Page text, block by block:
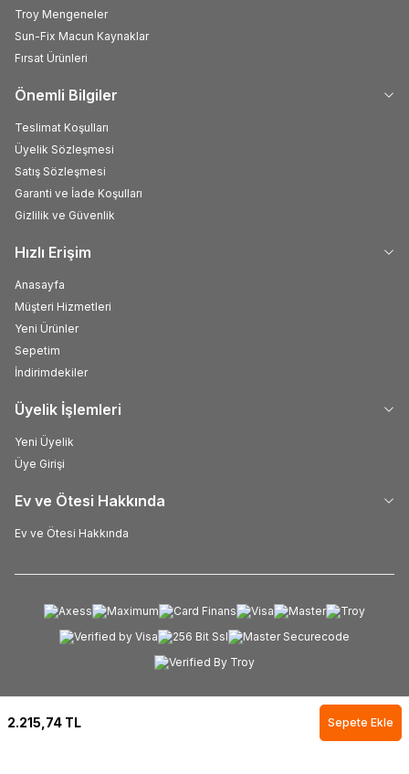
2.215,74 TL Sepete Ekle
Troy Mengeneler
Sun-Fix Macun Kaynaklar
Fırsat Ürünleri
Önemli Bilgiler
Teslimat Koşulları
Üyelik Sözleşmesi
Satış Sözleşmesi
Garanti ve İade Koşulları
Gizlilik ve Güvenlik
Hızlı Erişim
Anasayfa
Müşteri Hizmetleri
Yeni Ürünler
Sepetim
İndirimdekiler
Üyelik İşlemleri
Yeni Üyelik
Üye Girişi
Ev ve Ötesi Hakkında
Ev ve Ötesi Hakkında